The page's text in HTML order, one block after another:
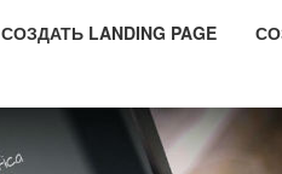
СОЗДАТЬ LANDING PAGE